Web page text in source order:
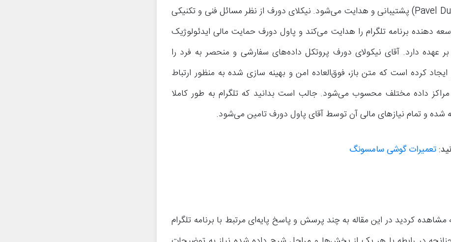
دورف (Pavel Durov) پشتیبانی و هدایت می‌شود. نیکلای دورف از نظر مسائل فنی و تکنیکی
دهنده برنامه تلگرام را هدایت می‌کند و پاول دورف حمایت مالی ایدئولوژیک
عهده دارد. آقای نیکولای دورف پروتکل داده‌های سفارشی و منحصر به فرد را
ایجاد کرده است که متن باز، فوق‌العاده امن و بهینه سازی شده به منظور ارتباط
داده مختلف محسوب می‌شود. جالب است بدانید که تلگرام به طور کاملا
شده و تمام نیازهای مالی آن توسط آقای پاول دورف تامین می‌شود.
تعمیرات گوشی سامسونگ
مشاهده کردید در این مقاله به چند پرسش و پاسخ پایه‌ای مرتبط با برنامه تلگرام